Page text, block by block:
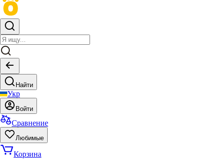
Найти
Укр
Войти
Сравнение
Любимые
Корзина